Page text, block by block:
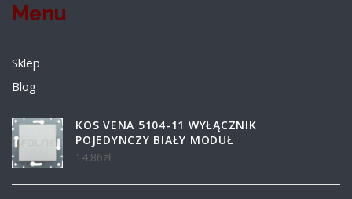
Menu
Sklep
Blog
KOS VENA 5104-11 WYŁĄCZNIK
POJEDYNCZY BIAŁY MODUŁ
14.86zł